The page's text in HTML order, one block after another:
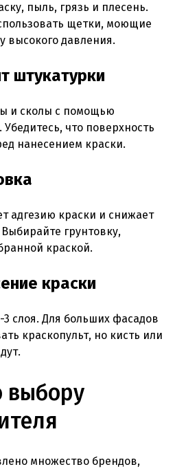
пыль, грязь и плесень.
щетки, моющие
высокого давления.
штукатурки
и сколы с помощью
что поверхность
нанесением краски.
адгезию краски и снижает
грунтовку,
краской.
краски
3 слоя. Для больших фасадов
краскопульт, но кисть или
выбору
множество брендов,